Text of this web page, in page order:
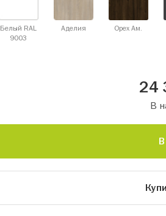
Белый RAL
9003
Аделия Орех Ам.
24
В